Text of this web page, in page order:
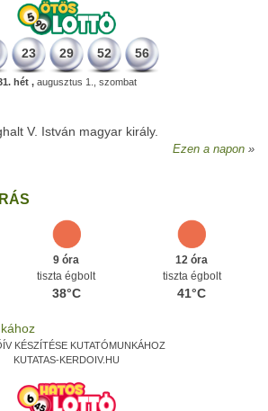
23 29 52 56
hét ,augusztus 1., szombat
V. István magyar király.
Ezen a napon
9 óra
tiszta égbolt
38°C
12 óra
tiszta égbolt
41°C
KÉSZÍTÉSE KUTATÓMUNKÁHOZ
KUTATAS-KERDOIV.HU